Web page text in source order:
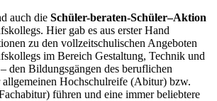
auch die Schüler-beraten-Schüler–Aktion
Hier gab es aus erster Hand
zu den vollzeitschulischen Angeboten
im Bereich Gestaltung, Technik und
den Bildungsgängen des beruflichen
Hochschulreife (Abitur) bzw.
führen und eine immer beliebtere